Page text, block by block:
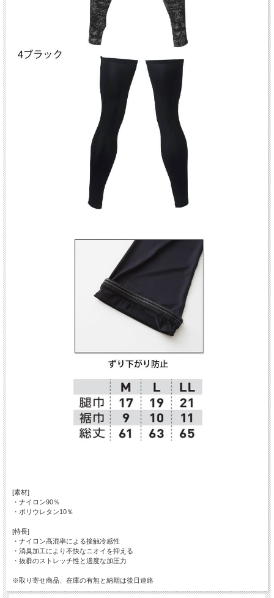
[素材]
・ナイロン90％
・ポリウレタン10％
[特長]
・ナイロン高混率による接触冷感性
・消臭加工により不快なニオイを抑える
・抜群のストレッチ性と適度な加圧力
※取り寄せ商品、在庫の有無と納期は後日連絡